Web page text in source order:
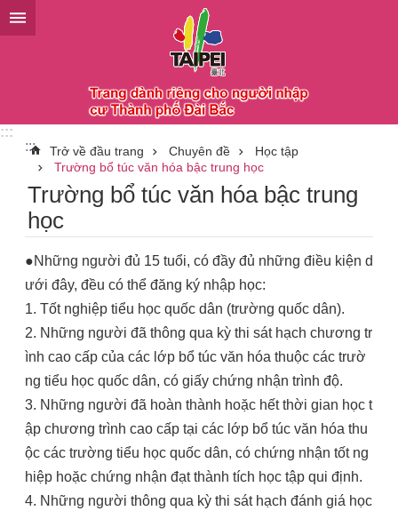
Chuyển đến khối nội dung chính
:::
::: Trở về đầu trang Chuyên đề
Học tập
Trường bổ túc văn hóa bậc trung học
Trường bổ túc văn hóa bậc trung
học
●Những người đủ 15 tuổi, có đầy đủ những điều kiện d
ưới đây, đều có thể đăng ký nhập học:
1. Tốt nghiệp tiểu học quốc dân (trường quốc dân).
2. Những người đã thông qua kỳ thi sát hạch chương tr
ình cao cấp của các lớp bổ túc văn hóa thuộc các trườ
ng tiểu học quốc dân, có giấy chứng nhận trình độ.
3. Những người đã hoàn thành hoặc hết thời gian học t
ập chương trình cao cấp tại các lớp bổ túc văn hóa thu
ộc các trường tiểu học quốc dân, có chứng nhận tốt ng
hiệp hoặc chứng nhận đạt thành tích học tập qui định.
4. Những người thông qua kỳ thi sát hạch đánh giá học